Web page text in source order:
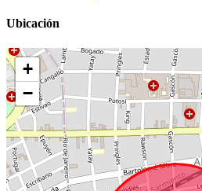
Ubicación
+
−